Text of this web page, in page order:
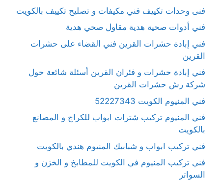
فنى وحدات تكييف فني مكيفات و تصليح تكييف بالكويت
فني أدوات صحية هدية مقاول صحي هدية
فني إبادة حشرات القرين فني القضاء على حشرات
القرين
فني إبادة حشرات و فئران القرين أسئلة شائعة حول
شركة رش حشرات القرين
فني المنيوم الكويت 52227343
فني المنيوم تركيب شترات ابواب للكراج و المصانع
بالكويت
فني تركيب ابواب و شبابيك المنيوم هندي بالكويت
فني تركيب المنيوم في الكويت للمطابخ و الخزن و
السواتر